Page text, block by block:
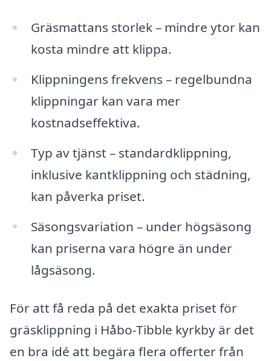
Gräsmattans storlek – mindre ytor kan
kosta mindre att klippa.
Klippningens frekvens – regelbundna
klippningar kan vara mer
kostnadseffektiva.
Typ av tjänst – standardklippning,
inklusive kantklippning och städning,
kan påverka priset.
Säsongsvariation – under högsäsong
kan priserna vara högre än under
lågsäsong.
För att få reda på det exakta priset för
gräsklippning i Håbo-Tibble kyrkby är det
en bra idé att begära flera offerter från